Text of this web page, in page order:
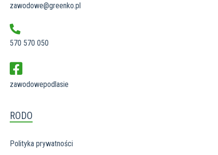
zawodowe@greenko.pl
570 570 050
zawodowepodlasie
RODO
Polityka prywatności